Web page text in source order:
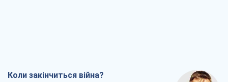
Коли закінчиться війна?